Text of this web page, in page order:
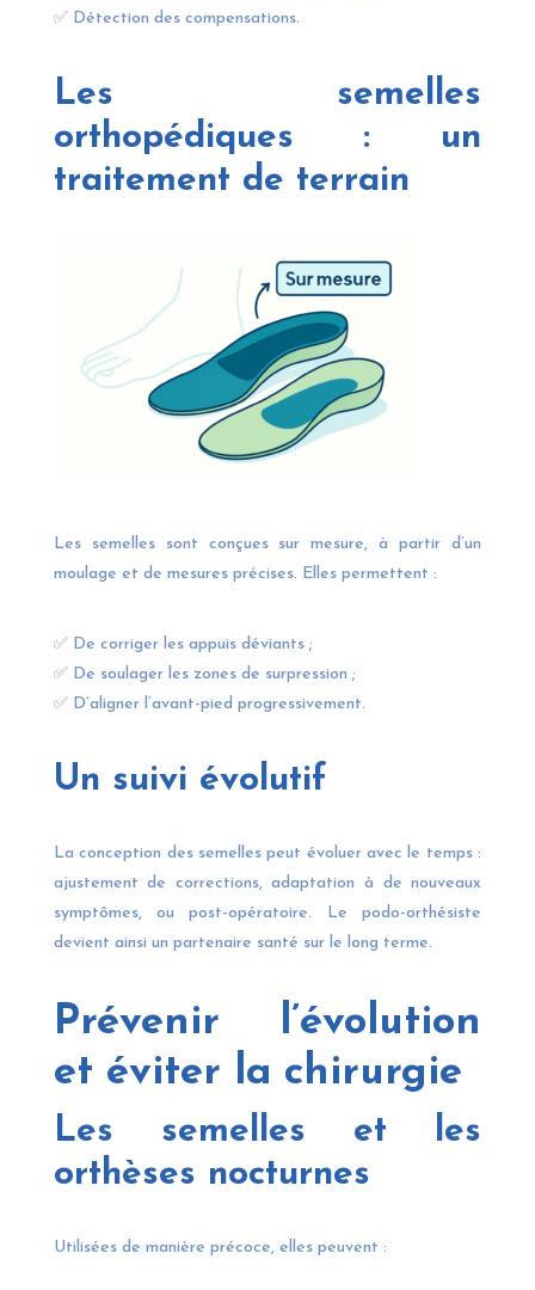
✅ Détection des compensations.
Les semelles
orthopédiques : un
traitement de terrain
Les semelles sont conçues sur mesure, à partir d’un
moulage et de mesures précises. Elles permettent :
✅ De corriger les appuis déviants ;
✅ De soulager les zones de surpression ;
✅ D’aligner l’avant-pied progressivement.
Un suivi évolutif
La conception des semelles peut évoluer avec le temps :
ajustement de corrections, adaptation à de nouveaux
symptômes, ou post-opératoire. Le podo-orthésiste
devient ainsi un partenaire santé sur le long terme.
Prévenir l’évolution
et éviter la chirurgie
Les semelles et les
orthèses nocturnes
Utilisées de manière précoce, elles peuvent :